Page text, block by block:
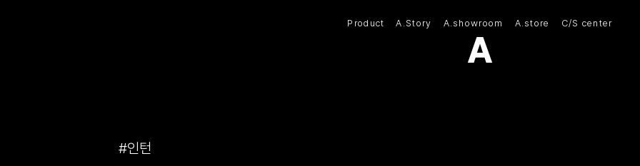
Product A.Story A.showroom A.store C/S center
(주)아모스아인스가구